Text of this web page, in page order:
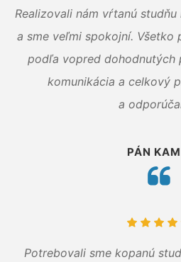
Realizovali nám vŕtanú
a sme veľmi spokojní. Všetko
podľa vopred dohodnutých
komunikácia a celkový
a
PÁN
Potrebovali sme kopanú